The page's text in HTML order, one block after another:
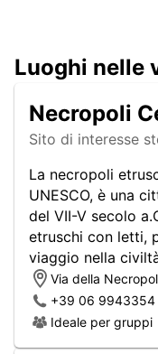
Luoghi nelle
Necropoli
Sito di interesse
La necropoli
UNESCO, è una
del VII-V secolo
etruschi con letti,
viaggio nella
Via della
+39 06 9943354
Ideale per gruppi